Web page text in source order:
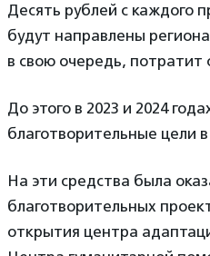
Десять рублей с каждого
будут направлены
в свою очередь, потратит
До этого в 2023 и 2024
благотворительные цели
На эти средства была
благотворительных
открытия центра